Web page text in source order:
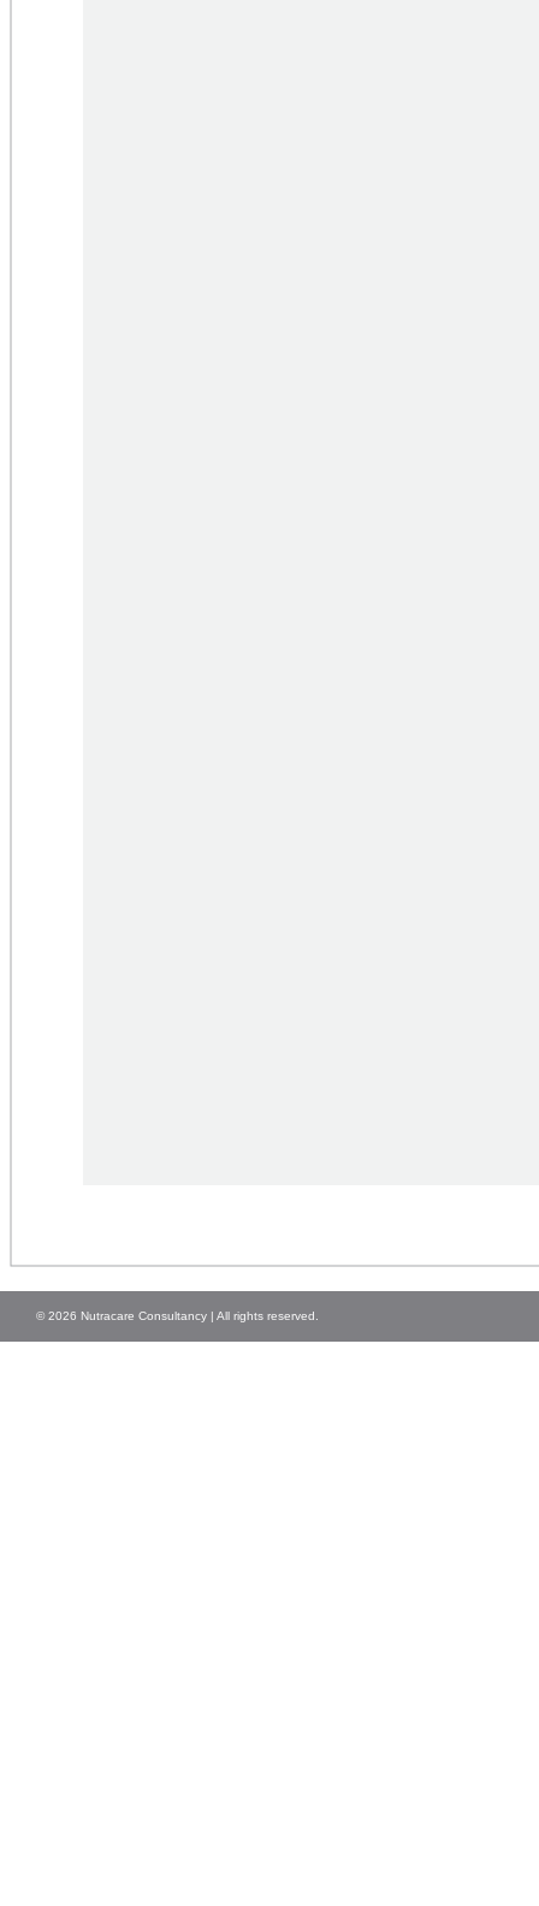
© 2026 Nutracare Consultancy | All rights reserved.